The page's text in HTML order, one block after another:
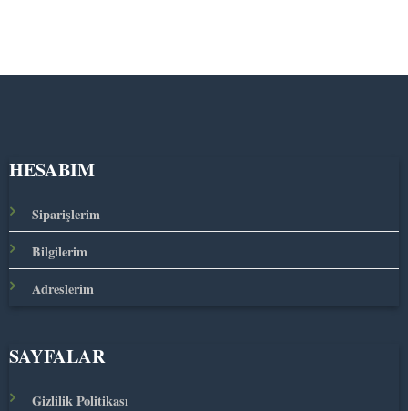
HESABIM
Siparişlerim
Bilgilerim
Adreslerim
SAYFALAR
Gizlilik Politikası